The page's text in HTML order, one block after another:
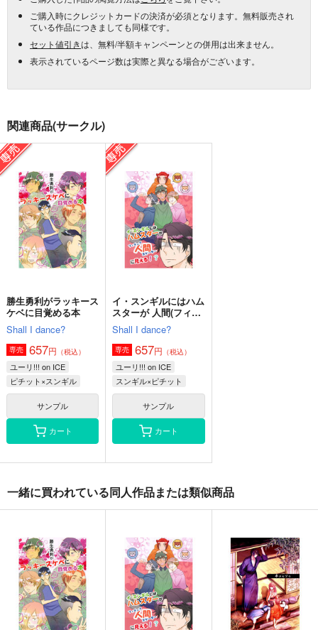
ご購入時にクレジットカードの決済が必須となります。無料販売され
ている作品につきましても同様です。
セット値引きは、無料/半額キャンペーンとの併用は出来ません。
表示されているページ数は実際と異なる場合がございます。
関連商品(サークル)
勝生勇利がラッキース
ケベに目覚める本
Shall I dance?
専売 657円 （税込）
ユーリ!!! on ICE
ピチット×スンギル
サンプル
カート
イ・スンギルにはハム
スターが 人間(フィギ
ュアスケーター)に見
える！？
Shall I dance?
専売 657円 （税込）
ユーリ!!! on ICE
スンギル×ピチット
サンプル
カート
一緒に買われている同人作品または類似商品